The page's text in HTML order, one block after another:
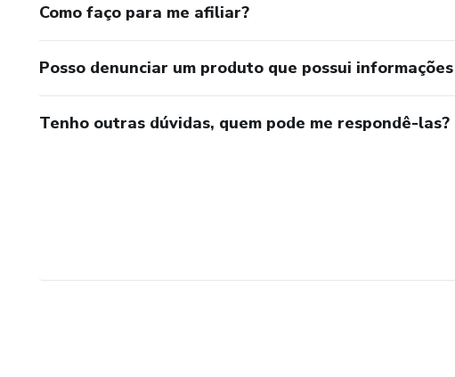
Como faço para me afiliar?
Posso denunciar um produto que possui
Tenho outras dúvidas, quem pode me respondê-las?